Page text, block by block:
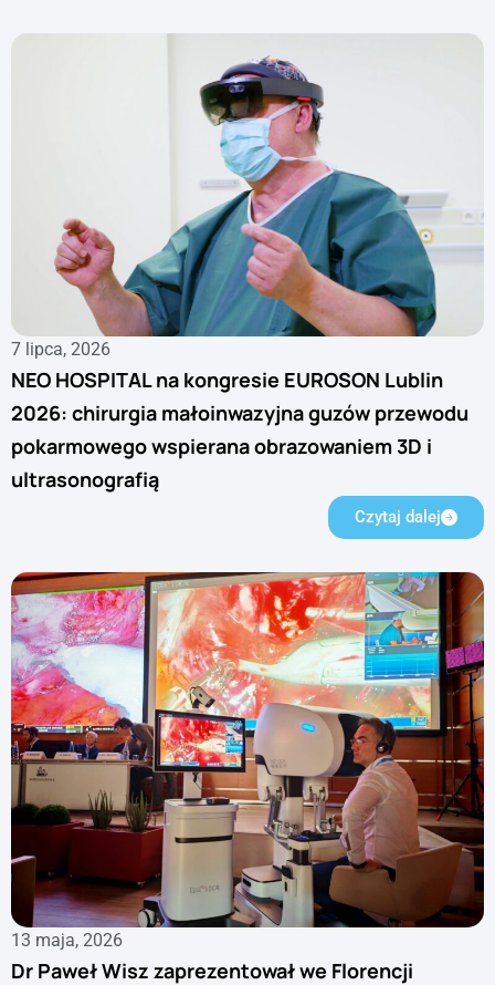
7 lipca, 2026
NEO HOSPITAL na kongresie EUROSON Lublin
2026: chirurgia małoinwazyjna guzów przewodu
pokarmowego wspierana obrazowaniem 3D i
ultrasonografią
Czytaj dalej
13 maja, 2026
Dr Paweł Wisz zaprezentował we Florencji